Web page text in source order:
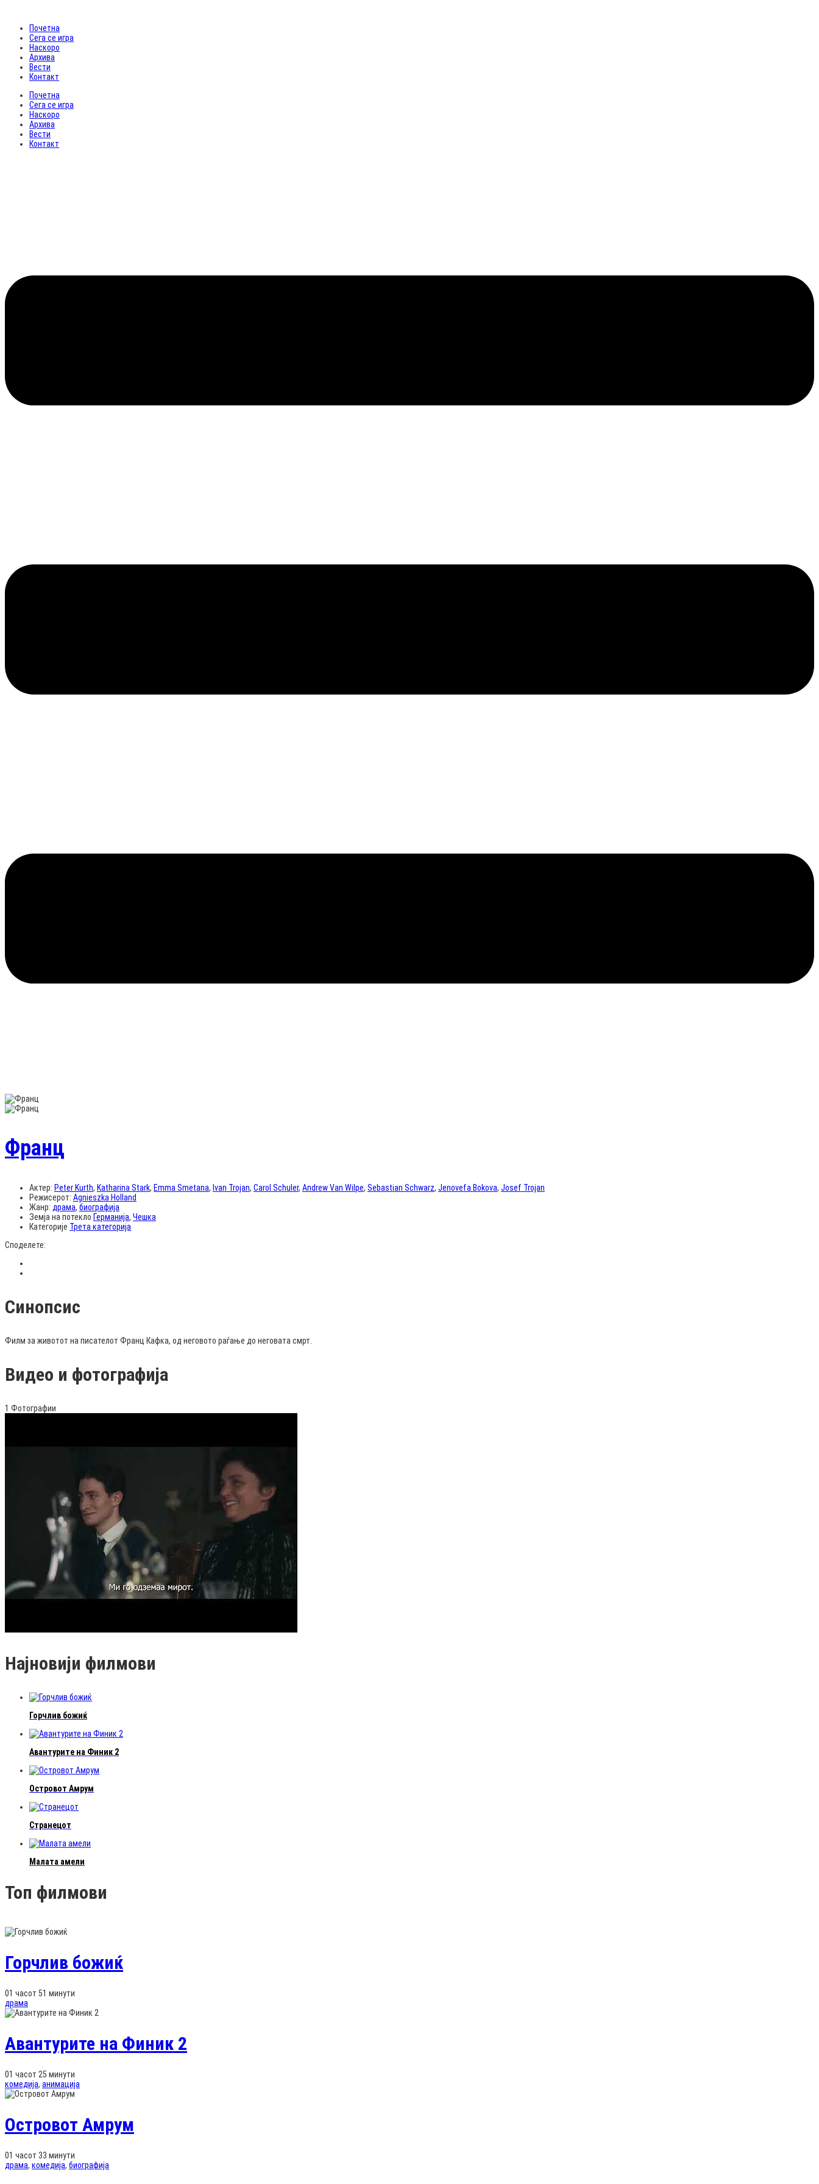
Почетна
Сега се игра
Наскоро
Архива
Вести
Контакт
Почетна
Сега се игра
Наскоро
Архива
Вести
Контакт
Франц
Актер: Peter Kurth, Katharina Stark, Emma Smetana, Ivan Trojan, Carol Schuler, Andrew Van Wilpe, Sebastian Schwarz, Jenovefa Bokova, Josef Trojan
Режисерот: Agnieszka Holland
Жанр: драма, биографија
Земја на потекло Германија, Чешка
Категорије Трета категорија
Споделете:
Синопсис
Филм за животот на писателот Франц Кафка, од неговото раѓање до неговата смрт.
Видео и фотографија
1 Фотографии
Најновији филмови
Горчлив божиќ
Авантурите на Финик 2
Островот Амрум
Странецот
Малата амели
Топ филмови
Горчлив божиќ
01 часот 51 минути
драма
Авантурите на Финик 2
01 часот 25 минути
комедија, анимација
Островот Амрум
01 часот 33 минути
драма, комедија, биографија